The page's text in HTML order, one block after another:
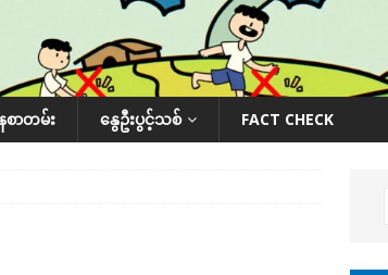
ာတမ်း နွေဦးပွင့်သစ် FACT CHECK